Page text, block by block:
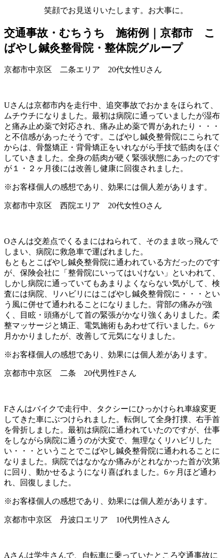
笑顔でお見送りいたします。お大事に。
交通事故・むちうち 施術例｜京都市 こ
ばやし鍼灸整骨院・整体院グループ
京都市中京区 二条エリア 20代女性Uさん
Uさんは京都市内を走行中、追突事故でおかまをほられて、
ムチウチになりました。最初は病院に通っていましたが湿布
と痛み止め薬で対応され、痛み止め薬で胃があれたり・・・
と不信感があったそうです。こばやし鍼灸整骨院にこられて
からは、骨盤矯正・背骨矯正をいれながら手技で筋肉をほぐ
していきました。全身の筋肉が硬く緊張状態にあったのです
が１・２ヶ月後には改善し健康に回復されました。
※お客様個人の感想であり、効果には個人差があります。
京都市中京区 西院エリア 20代女性Oさん
Oさんは交差点でくるまにはねられて、そのまま吹っ飛んで
しまい、病院に救急車で運ばれました。
もともとこばやし鍼灸整骨院に通われている方だったのです
が、保険会社に「整骨院にいってはいけない」といわれて、
しかし病院に通っていてもあまりよくならない気がして、検
査には病院、リハビリにはこばやし鍼灸整骨院に・・・とい
う風に併せて通われることになりました。背部の痛みが強
く、目眩・頭痛がして首の緊張がかなり強くありました。柔
整マッサージと矯正、電気施術もあわせて行いました。6ヶ
月かかりましたが、改善して元気になりました。
※お客様個人の感想であり、効果には個人差があります。
京都市中京区 二条 20代男性Fさん
Fさんはバイクで走行中、タクシーにひっかけられ車線変更
してきた車にぶつけられました。転倒して全身打撲、右手首
を骨折しました。最初は病院に通われていたのですが、仕事
をしながら病院に通うのが大変で、無理なくリハビリした
い・・・ということでこばやし鍼灸整骨院に通われることに
なりました。病院ではなかなか痛みがとれなかった首が次第
に回り、動かせるようになり喜ばれました。6ヶ月ほど通わ
れ、回復しました。
※お客様個人の感想であり、効果には個人差があります。
京都市中京区 丹波口エリア 10代男性Aさん
Aさんは学生さんで、自転車に乗っていたところ交通事故に